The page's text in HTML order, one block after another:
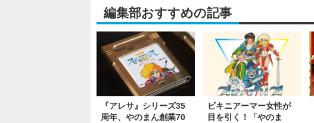
編集部おすすめの記事
『アレサ』シリーズ35
周年、やのまん創業70
ビキニアーマー女性が
目を引く！「やのま